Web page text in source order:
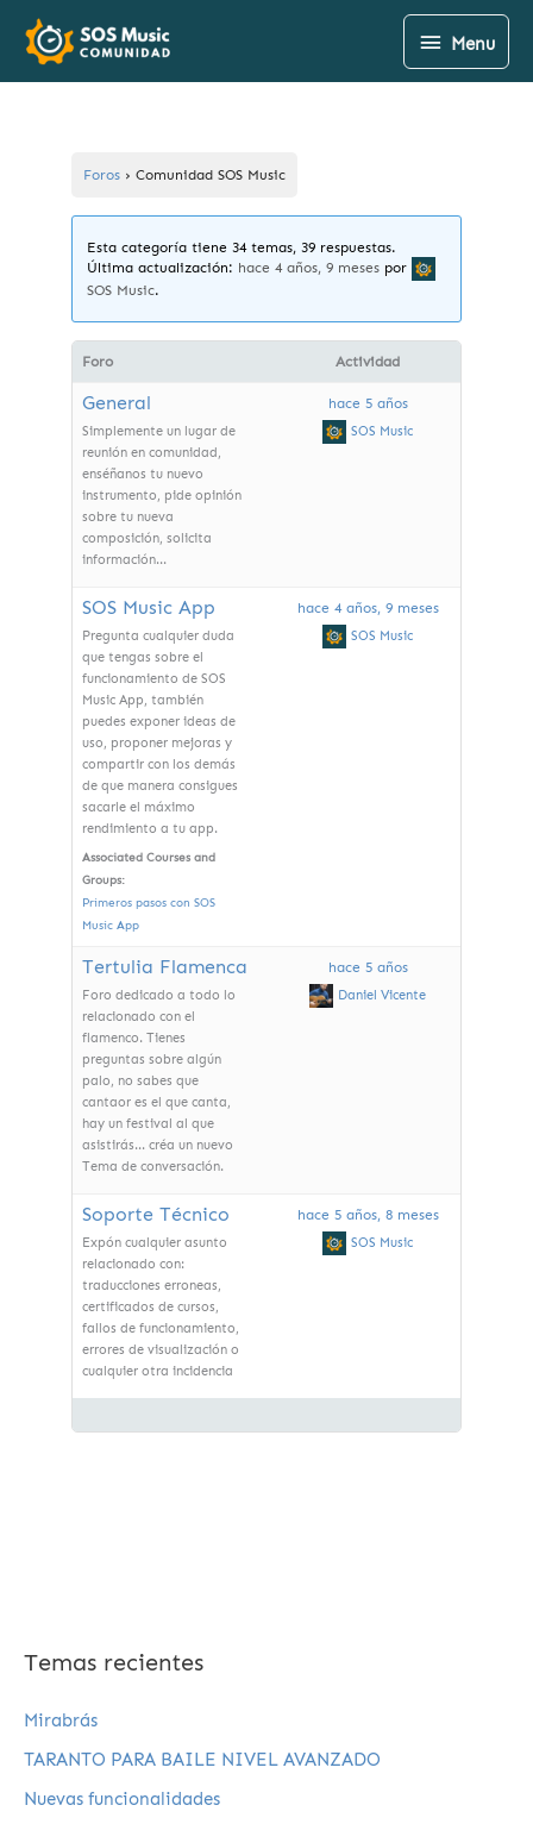
contenido
Menu
Menu
Temas recientes
Mirabrás
TARANTO PARA BAILE NIVEL AVANZADO
Nuevas funcionalidades
Foros › Comunidad SOS Music
Esta categoría tiene 34 temas, 39 respuestas.
Última actualización: hace 4 años, 9 meses por
SOS Music.
Foro Actividad
General
Simplemente un lugar de
reunión en comunidad,
enséñanos tu nuevo
instrumento, pide opinión
sobre tu nueva
composición, solicita
información...
hace 5 años
SOS Music
SOS Music App
Pregunta cualquier duda
que tengas sobre el
funcionamiento de SOS
Music App, también
puedes exponer ideas de
uso, proponer mejoras y
compartir con los demás
de que manera consigues
sacarle el máximo
rendimiento a tu app.
Associated Courses and
Groups:
Primeros pasos con SOS
Music App
hace 4 años, 9 meses
SOS Music
Tertulia Flamenca
Foro dedicado a todo lo
relacionado con el
flamenco. Tienes
preguntas sobre algún
palo, no sabes que
cantaor es el que canta,
hay un festival al que
asistirás... créa un nuevo
Tema de conversación.
hace 5 años
Daniel Vicente
Soporte Técnico
Expón cualquier asunto
relacionado con:
traducciones erroneas,
certificados de cursos,
fallos de funcionamiento,
errores de visualización o
cualquier otra incidencia
hace 5 años, 8 meses
SOS Music